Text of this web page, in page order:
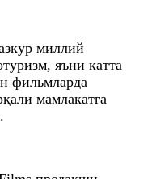
миллий
яъни катта
фильмларда
мамлакатга